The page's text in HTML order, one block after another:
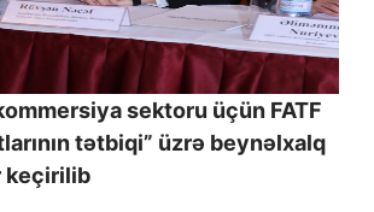
sektoru üçün FATF
tətbiqi” üzrə beynəlxalq
keçirilib